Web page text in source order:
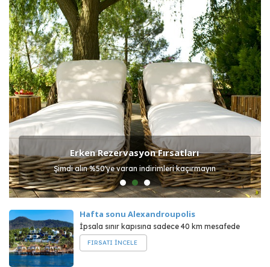
Erken Rezervasyon Fırsatları
Şimdi alın %50'ye varan indirimleri kaçırmayın
Hafta sonu Alexandroupolis
İpsala sınır kapısına sadece 40 km mesafede
FIRSATI İNCELE